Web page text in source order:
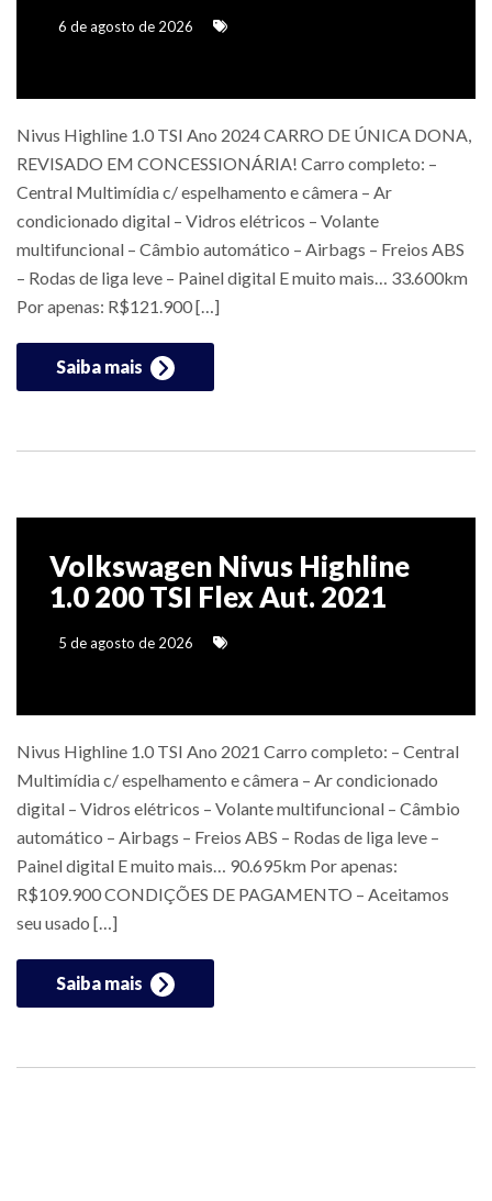
6 de agosto de 2026
Nivus Highline 1.0 TSI Ano 2024 CARRO DE ÚNICA DONA,
REVISADO EM CONCESSIONÁRIA! Carro completo: –
Central Multimídia c/ espelhamento e câmera – Ar
condicionado digital – Vidros elétricos – Volante
multifuncional – Câmbio automático – Airbags – Freios ABS
– Rodas de liga leve – Painel digital E muito mais… 33.600km
Por apenas: R$121.900 […]
Saiba mais
Volkswagen Nivus Highline
1.0 200 TSI Flex Aut. 2021
5 de agosto de 2026
Nivus Highline 1.0 TSI Ano 2021 Carro completo: – Central
Multimídia c/ espelhamento e câmera – Ar condicionado
digital – Vidros elétricos – Volante multifuncional – Câmbio
automático – Airbags – Freios ABS – Rodas de liga leve –
Painel digital E muito mais… 90.695km Por apenas:
R$109.900 CONDIÇÕES DE PAGAMENTO – Aceitamos
seu usado […]
Saiba mais